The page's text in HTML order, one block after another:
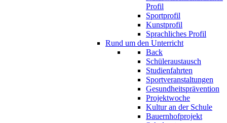
Profil
Sportprofil
Kunstprofil
Sprachliches Profil
Rund um den Unterricht
Back
Schüleraustausch
Studienfahrten
Sportveranstaltungen
Gesundheitsprävention
Projektwoche
Kultur an der Schule
Bauernhofprojekt